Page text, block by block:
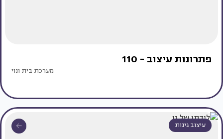
פתרונות עיצוב - 110
מערכת בית ונוי
עיצוב גינות